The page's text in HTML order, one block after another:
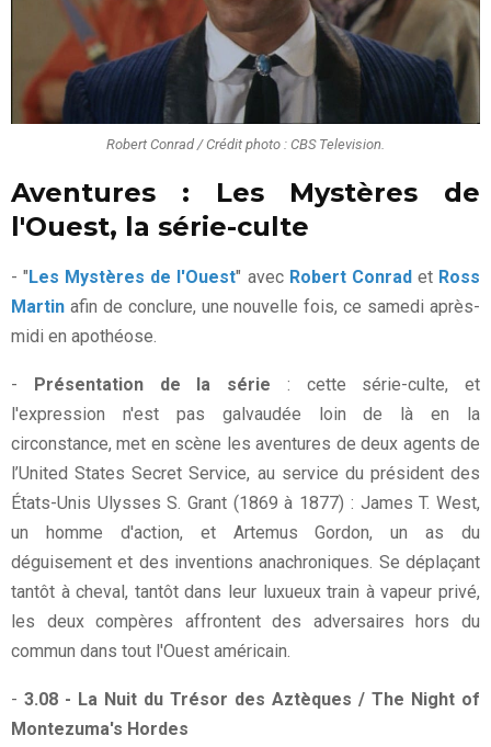
Robert Conrad / Crédit photo : CBS Television.
Aventures : Les Mystères de
l'Ouest, la série-culte
- " Les Mystères de l'Ouest" avec Robert Conrad et Ross
Martin afin de conclure, une nouvelle fois, ce samedi après-
midi en apothéose.
- Présentation de la série : cette série-culte, et
l'expression n'est pas galvaudée loin de là en la
circonstance, met en scène les aventures de deux agents de
l’United States Secret Service, au service du président des
États-Unis Ulysses S. Grant (1869 à 1877) : James T. West,
un homme d'action, et Artemus Gordon, un as du
déguisement et des inventions anachroniques. Se déplaçant
tantôt à cheval, tantôt dans leur luxueux train à vapeur privé,
les deux compères affrontent des adversaires hors du
commun dans tout l'Ouest américain.
- 3.08 - La Nuit du Trésor des Aztèques / The Night of
Montezuma's Hordes